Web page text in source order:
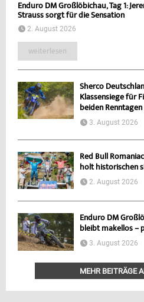
Enduro DM Großlöbichau, Tag 1:
Strauss sorgt für die Sensation
2. August 2026
weiterlesen
Sherco
Klassensiege für
beiden Renntagen
3. August 2026
Red Bull
holt historischen
2. August 2026
Enduro DM
bleibt makellos –
3. August 2026
MEHR BEITRÄGE